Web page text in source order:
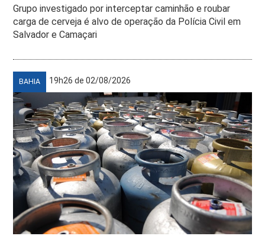
Grupo investigado por interceptar caminhão e roubar
carga de cerveja é alvo de operação da Polícia Civil em
Salvador e Camaçari
BAHIA 19h26 de 02/08/2026